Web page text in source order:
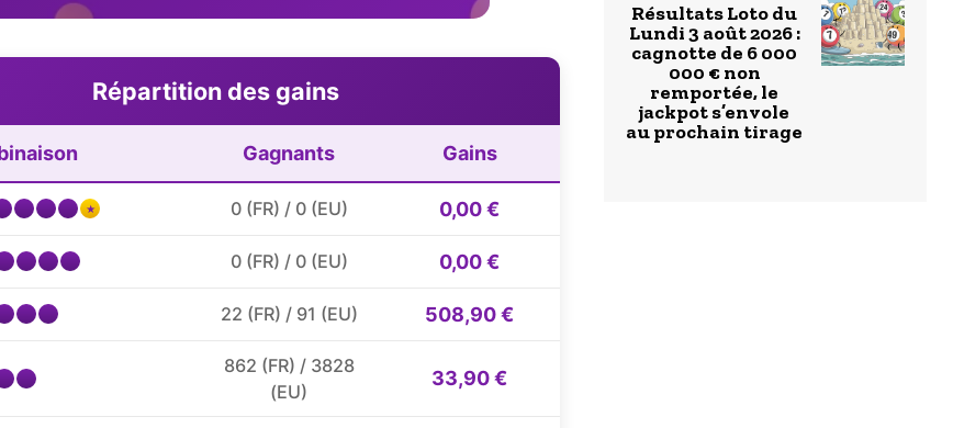
Répartition des gains
Gagnants Gains
★ 0 (FR) / 0 (EU) 0,00 €
0 (FR) / 0 (EU) 0,00 €
22 (FR) / 91 (EU) 508,90 €
862 (FR) / 3828
(EU)
33,90 €
Résultats Loto du
Lundi 3 août 2026 :
cagnotte de 6 000
000 € non
remportée, le
jackpot s’envole
au prochain tirage